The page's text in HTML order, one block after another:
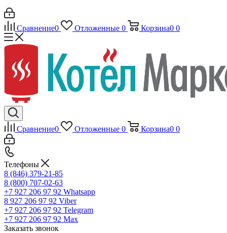
Сравнение0 Отложенные 0 Корзина0 0
Сравнение0 Отложенные 0 Корзина0 0
Телефоны
8 (846) 379-21-85
8 (800) 707-02-63
+7 927 206 97 92 Whatsapp
8 927 206 97 92 Viber
+7 927 206 97 92 Telegram
+7 927 206 97 92 Max
Заказать звонок